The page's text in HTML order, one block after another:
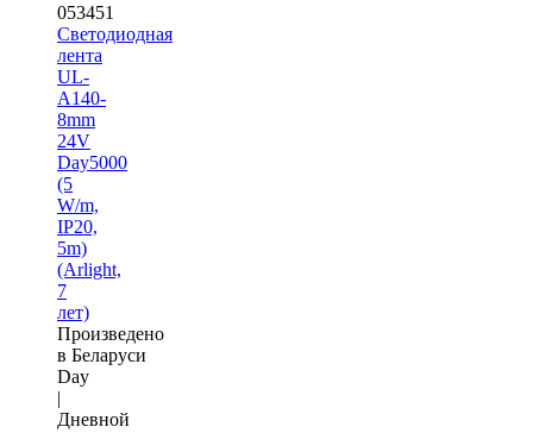
053451
Светодиодная
лента
UL-
A140-
8mm
24V
Day5000
(5
W/m,
IP20,
5m)
(Arlight,
7
лет)
Произведено
в Беларуси
Day
|
Дневной